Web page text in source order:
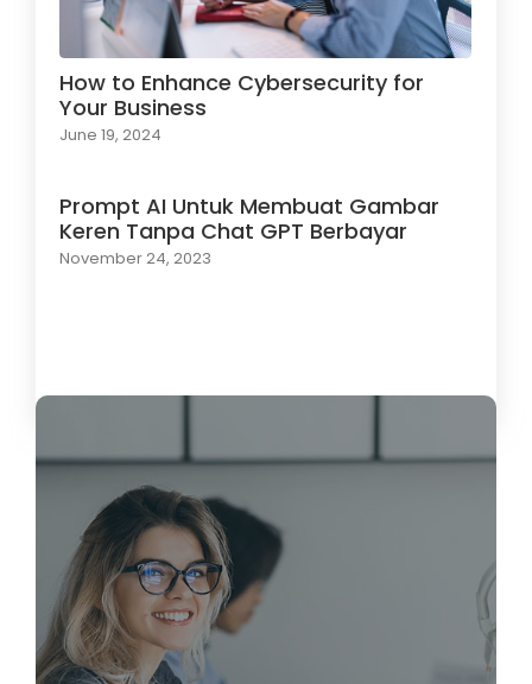
How to Enhance Cybersecurity for
Your Business
June 19, 2024
Prompt AI Untuk Membuat Gambar
Keren Tanpa Chat GPT Berbayar
November 24, 2023